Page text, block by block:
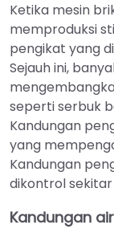
Ketika mesin
memproduksi
pengikat yang
Sejauh ini,
seperti serbuk
Kandungan
yang
Kandungan
dikontrol sekitar
Kandungan air